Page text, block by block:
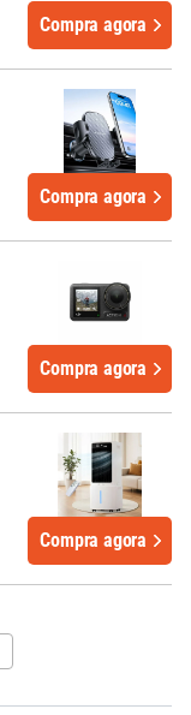
Compra agora
Compra agora
Compra agora
Compra agora